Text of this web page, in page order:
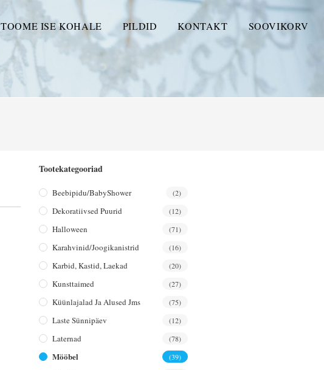
TOOME ISE KOHALE PILDID KONTAKT SOOVIKORV
Tootekategooriad
Beebipidu/BabyShower (2)
Dekoratiivsed Puurid (12)
Halloween (71)
Karahvinid/joogikanistrid (16)
Karbid, Kastid, Laekad (20)
Kunsttaimed (27)
Küünlajalad Ja Alused Jms (75)
Laste Sünnipäev (12)
Laternad (78)
Mööbel (39)